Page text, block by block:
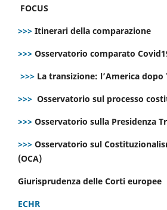
FOCUS
>>> Itinerari della comparazione
>>> Osservatorio comparato
>>> La transizione: l’America dopo
>>> Osservatorio sul processo
>>> Osservatorio sulla Presidenza
>>> Osservatorio sul
(OCA)
Giurisprudenza delle Corti europee
ECHR